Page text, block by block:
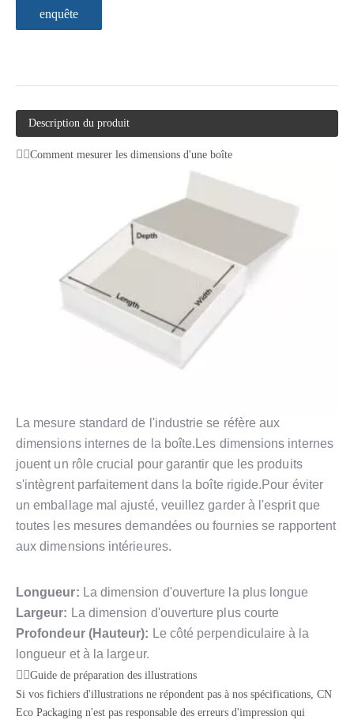
enquête
Description du produit
Comment mesurer les dimensions d'une boîte
La mesure standard de l'industrie se réfère aux
dimensions internes de la boîte.Les dimensions internes
jouent un rôle crucial pour garantir que les produits
s'intègrent parfaitement dans la boîte rigide.Pour éviter
un emballage mal ajusté, veuillez garder à l'esprit que
toutes les mesures demandées ou fournies se rapportent
aux dimensions intérieures.
Longueur: La dimension d'ouverture la plus longue
Largeur: La dimension d'ouverture plus courte
Profondeur (Hauteur): Le côté perpendiculaire à la
longueur et à la largeur.
Guide de préparation des illustrations
Si vos fichiers d'illustrations ne répondent pas à nos spécifications, CN
Eco Packaging n'est pas responsable des erreurs d'impression qui